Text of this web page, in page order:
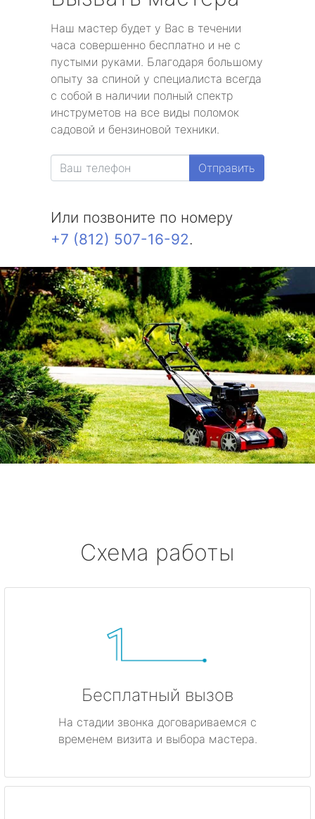
Наш мастер будет у Вас в течении
часа совершенно бесплатно и не с
пустыми руками. Благодаря большому
опыту за спиной у специалиста всегда
с собой в наличии полный спектр
инструметов на все виды поломок
садовой и бензиновой техники.
Отправить
Или позвоните по номеру
+7 (812) 507-16-92.
Схема работы
Бесплатный вызов
На стадии звонка договариваемся с
временем визита и выбора мастера.